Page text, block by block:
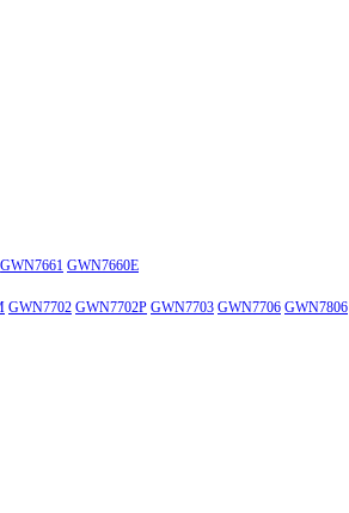
GWN7661 GWN7660E
GWN7702 GWN7702P GWN7703 GWN7706 GWN7806